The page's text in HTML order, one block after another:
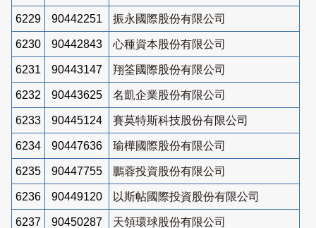
6229 90442251 振永國際股份有限公司
6230 90442843 心種資本股份有限公司
6231 90443147 翔筌國際股份有限公司
6232 90443625 名凱企業股份有限公司
6233 90445124 賽莫特斯科技股份有限公司
6234 90447636 瑜樺國際股份有限公司
6235 90447755 鵬蓉投資股份有限公司
6236 90449120 以斯帖國際投資股份有限公司
6237 90450287 天領環球股份有限公司